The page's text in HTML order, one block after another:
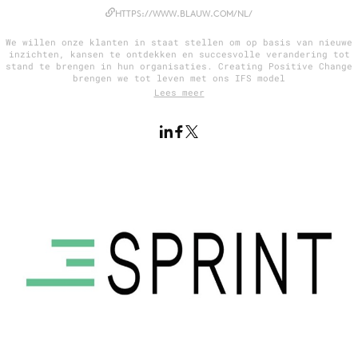
9 sept: GenAI-training
12 nov: MarketingLive!
Adverteren
Artificial Intelligence
Campagnes
HTTPS://WWW.BLAUW.COM/NL/
We willen onze klanten in staat stellen om op basis van nieuwe
inzichten, kansen te ontdekken en succesvolle verandering tot
stand te brengen in hun organisaties. Creating Positive Change
brengen we tot leven met ons IFS model
Lees meer